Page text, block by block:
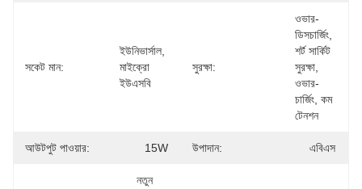
সকেট মান:
ইউনিভার্সাল,
মাইক্রো
ইউএসবি
সুরক্ষা:
ওভার-
ডিসচার্জিং,
শর্ট সার্কিট
সুরক্ষা,
ওভার-
চার্জিং, কম
টেনশন
আউটপুট পাওয়ার: 15W উপাদান: এবিএস
নতুন